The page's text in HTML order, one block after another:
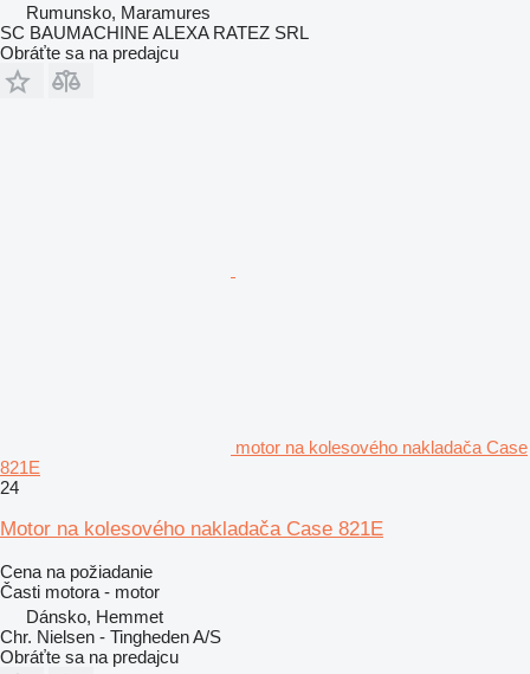
Rumunsko, Maramures
SC BAUMACHINE ALEXA RATEZ SRL
Obráťte sa na predajcu
motor na kolesového nakladača Case
821E
24
Motor na kolesového nakladača Case 821E
Cena na požiadanie
Časti motora - motor
Dánsko, Hemmet
Chr. Nielsen - Tingheden A/S
Obráťte sa na predajcu